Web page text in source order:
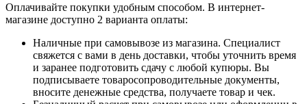
Оплачивайте покупки удобным способом. В интернет-
магазине доступно 2 варианта оплаты:
Наличные при самовывозе из магазина. Специалист
свяжется с вами в день доставки, чтобы уточнить время
и заранее подготовить сдачу с любой купюры. Вы
подписываете товаросопроводительные документы,
вносите денежные средства, получаете товар и чек.